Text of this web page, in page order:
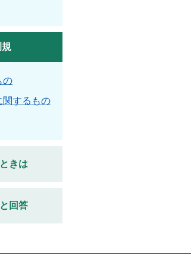
規
の
関するもの
きは
回答